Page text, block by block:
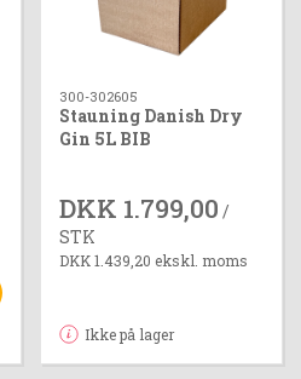
300-302605
Stauning Danish Dry
Gin 5L BIB
DKK 1.799,00 /
STK
DKK 1.439,20 ekskl. moms
Ikke på lager